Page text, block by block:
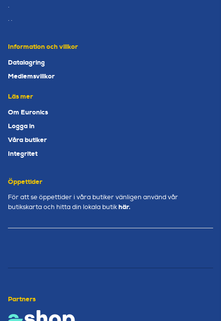
.
. .
Information och villkor
Datalagring
Medlemsvillkor
Läs mer
Om Euronics
Logga in
Våra butiker
Integritet
Öppettider
För att se öppettider i våra butiker vänligen använd vår
butikskarta och hitta din lokala butikhär.
Partners